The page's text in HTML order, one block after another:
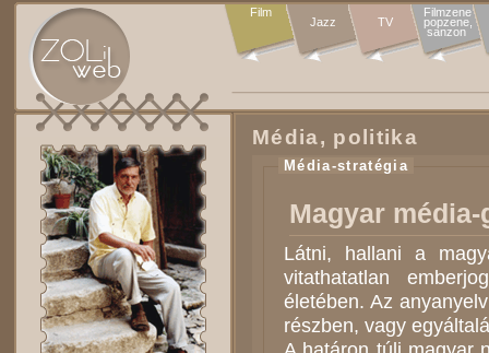
Film
Jazz TV
Filmzene
popzene,
sanzon
Média, politika
Média-stratégia
Magyar
Látni, hallani a
vitathatatlan
életében. Az
részben, vagy